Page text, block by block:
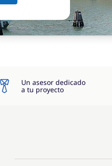
Un asesor dedicado
a tu proyecto